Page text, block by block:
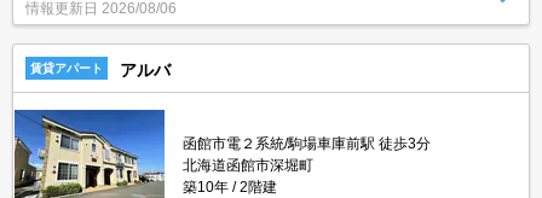
情報更新日 2026/08/06
賃貸アパート アルバ
函館市電２系統/駒場車庫前駅 徒歩3分
北海道函館市深堀町
築10年
2階建